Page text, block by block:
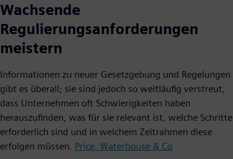
Wachsende
Regulierungsanforderungen
meistern
Informationen zu neuer Gesetzgebung und Regelungen
gibt es überall; sie sind jedoch so weitläufig verstreut,
dass Unternehmen oft Schwierigkeiten haben
herauszufinden, was für sie relevant ist, welche Schritte
erforderlich sind und in welchem Zeitrahmen diese
erfolgen müssen. Price, Waterhouse & Co